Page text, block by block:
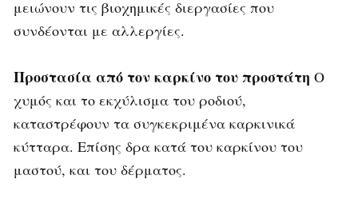
μειώνουν τις βιοχημικές διεργασίες που
συνδέονται με αλλεργίες.
Προστασία από τον καρκίνο του προστάτη Ο
χυμός και το εκχύλισμα του ροδιού,
καταστρέφουν τα συγκεκριμένα καρκινικά
κύτταρα. Επίσης δρα κατά του καρκίνου του
μαστού, και του δέρματος.